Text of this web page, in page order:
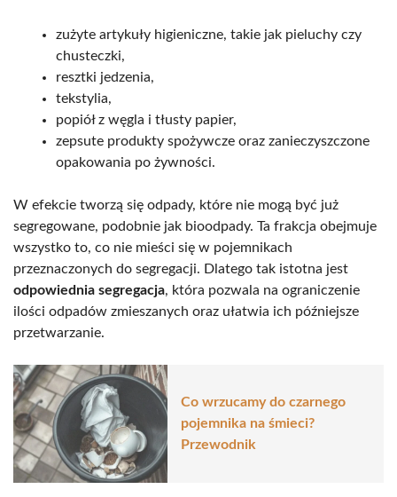
zużyte artykuły higieniczne, takie jak pieluchy czy
chusteczki,
resztki jedzenia,
tekstylia,
popiół z węgla i tłusty papier,
zepsute produkty spożywcze oraz zanieczyszczone
opakowania po żywności.
W efekcie tworzą się odpady, które nie mogą być już
segregowane, podobnie jak bioodpady. Ta frakcja obejmuje
wszystko to, co nie mieści się w pojemnikach
przeznaczonych do segregacji. Dlatego tak istotna jest
odpowiednia segregacja, która pozwala na ograniczenie
ilości odpadów zmieszanych oraz ułatwia ich późniejsze
przetwarzanie.
Co wrzucamy do czarnego
pojemnika na śmieci?
Przewodnik